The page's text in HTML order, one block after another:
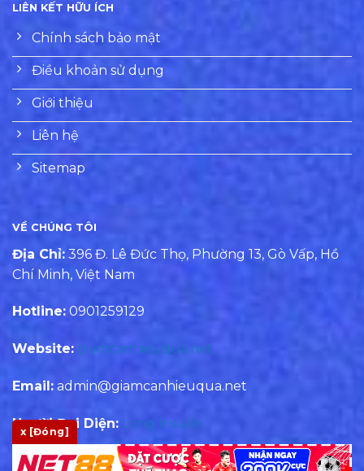
LIÊN KẾT HỮU ÍCH
Chính sách bảo mật
Điều khoản sử dụng
Giới thiệu
Liên hệ
Sitemap
VỀ CHÚNG TÔI
Địa Chỉ: 396 Đ. Lê Đức Thọ, Phường 13, Gò Vấp, Hồ
Chí Minh, Việt Nam
Hotline: 0901259129
Website: giamcanhieuqua.net
Email: admin@giamcanhieuqua.net
Người Đại Diện: Long Insulin
Biên Tập: Hùng David
x [Đóng]